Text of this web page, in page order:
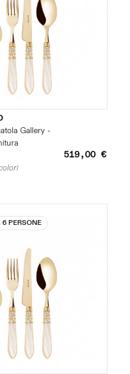
Gallery -
519,00 €
6 PERSONE